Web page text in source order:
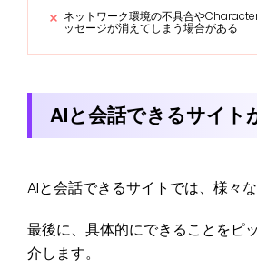
ネットワーク環境の不具合や
ッセージが消えてしまう場合がある
AIと会話できるサイト
AIと会話できるサイトでは、様々
最後に、具体的にできることをピ
介します。